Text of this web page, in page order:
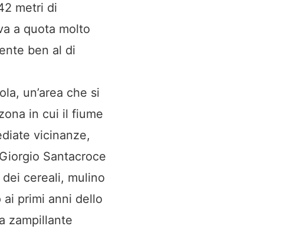
metri di
a quota molto
ben al di
un’area che si
in cui il fiume
vicinanze,
Santacroce
cereali, mulino
primi anni dello
zampillante